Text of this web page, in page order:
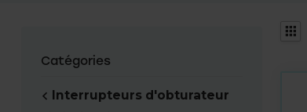
Catégories
Interrupteurs d'obturateur